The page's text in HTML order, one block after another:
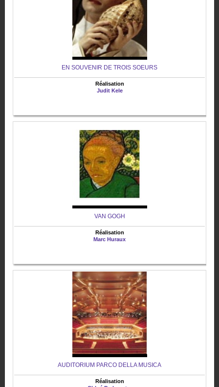
EN SOUVENIR DE TROIS SOEURS
Réalisation
Judit Kele
VAN GOGH
Réalisation
Marc Huraux
AUDITORIUM PARCO DELLA MUSICA
Réalisation